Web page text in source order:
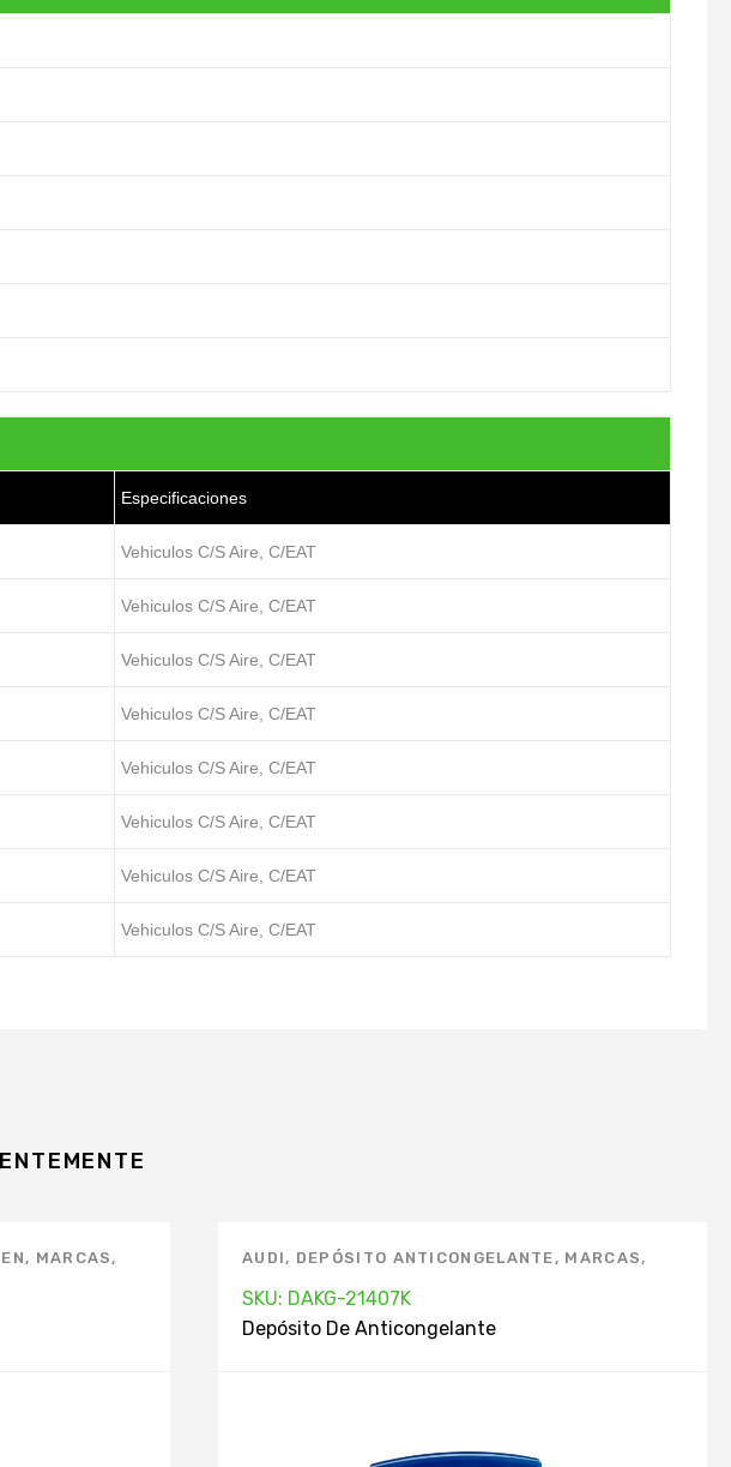
Especificaciones
Vehiculos C/S Aire, C/EAT
Vehiculos C/S Aire, C/EAT
Vehiculos C/S Aire, C/EAT
Vehiculos C/S Aire, C/EAT
Vehiculos C/S Aire, C/EAT
Vehiculos C/S Aire, C/EAT
Vehiculos C/S Aire, C/EAT
Vehiculos C/S Aire, C/EAT
, MARCAS,
AUDI, DEPÓSITO ANTICONGELANTE, MARCAS,
SEAT , VOLKSWAGEN
SKU: DAKG-21407K
Depósito De Anticongelante